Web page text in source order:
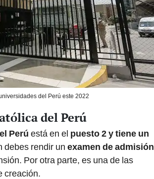
del Perú este 2022
del Perú
Perú está en el puesto 2 y tiene un
debes rendir un examen de admisión
Por otra parte, es una de las
creación.